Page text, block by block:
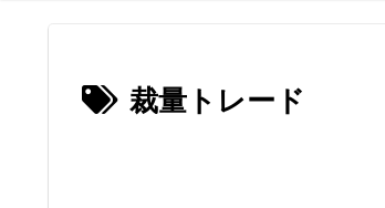
裁量トレード